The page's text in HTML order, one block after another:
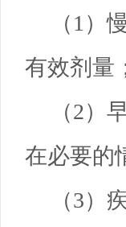
（1）
有效剂量
（2）
在必要的
（3）